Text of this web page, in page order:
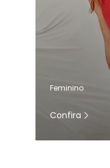
Feminino
Confira